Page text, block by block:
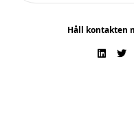
Håll kontakten